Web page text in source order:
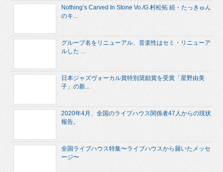
Nothing’s Carved In Stone Vo./G.村松拓 続・たっきゅん
のキ...
グループ名をリニューアル、音楽性はセミ・リニューア
ルした ...
日本ジャズヴォーカル賞特別奨励賞を受賞「星野由美
子」の新...
2020年4月、全国のライブハウス関係者47人からの現状
報告。
全国ライブハウス特集〜ライブハウスから届いたメッセ
ージ〜